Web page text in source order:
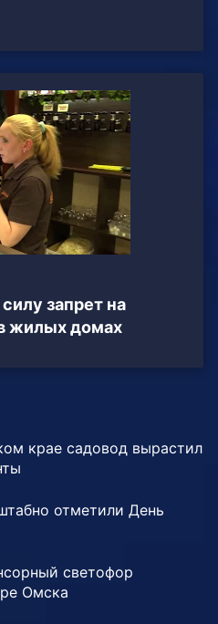
запрет на
жилых домах
крае садовод вырастил
отметили День
светофор
Омска